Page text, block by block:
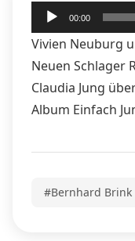
Audio-
Player
00:00
Vivien Neuburg
Neuen Schlager
Claudia Jung
Album Einfach
#Bernhard Brink